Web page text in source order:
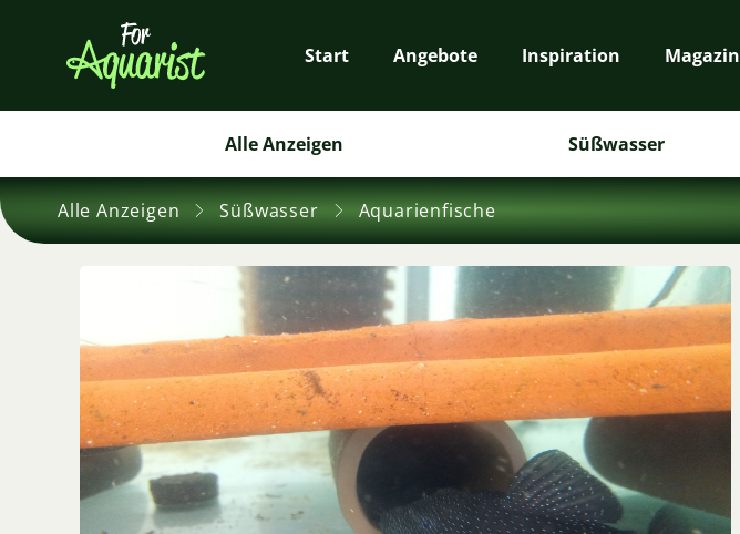
Start Angebote Inspiration Magazin
Alle Anzeigen Süßwasser
Alle Anzeigen Süßwasser Aquarienfische